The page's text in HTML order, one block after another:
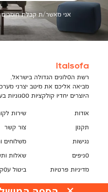
אני מאשר/ת קבלת חומרים
Italsofa
רשת הסלונים הגדולה בישראל,
מביאה אליכם את מיטב יצרני
היוצרים יחדיו קולקציות ססגוניות
אודות
תקנון
נגישות
סניפים
מדיניות פרטיות
שירות
צור קשר
משלוחים
שאלות
ביטול
תקנון